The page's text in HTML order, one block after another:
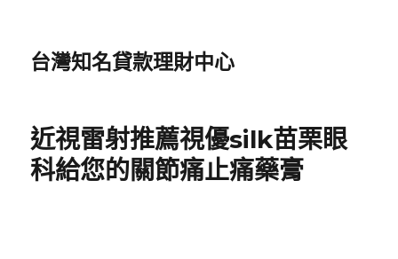
台灣知名貸款理財中心
近視雷射推薦視優silk苗栗眼
科給您的關節痛止痛藥膏